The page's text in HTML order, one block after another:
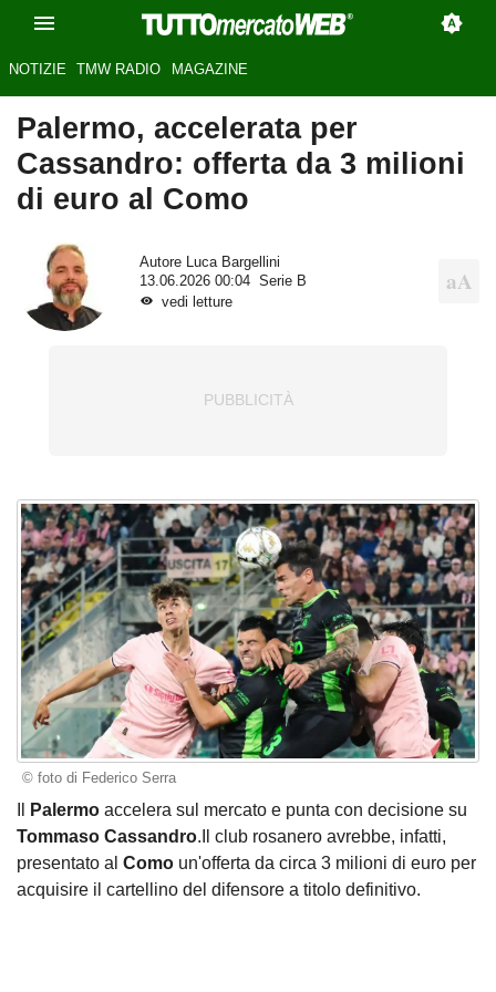
NOTIZIE TMW RADIO MAGAZINE
Palermo, accelerata per
Cassandro: offerta da 3 milioni
di euro al Como
Autore Luca Bargellini
13.06.2026 00:04
Serie B
vedi letture
© foto di Federico Serra
Palermo accelera sul mercato e punta con decisione su
Tommaso Cassandro.Il club rosanero avrebbe, infatti,
presentato al Como un'offerta da circa 3 milioni di euro per
acquisire il cartellino del difensore a titolo definitivo.